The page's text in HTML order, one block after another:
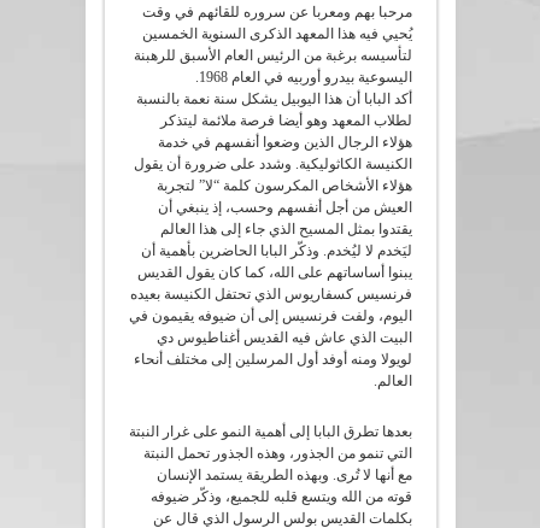
مرحبا بهم ومعربا عن سروره للقائهم في وقت
يُحيي فيه هذا المعهد الذكرى السنوية الخمسين
لتأسيسه برغبة من الرئيس العام الأسبق للرهبنة
اليسوعية بيدرو أوربيه في العام 1968.
أكد البابا أن هذا اليوبيل يشكل سنة نعمة بالنسبة
لطلاب المعهد وهو أيضا فرصة ملائمة ليتذكر
هؤلاء الرجال الذين وضعوا أنفسهم في خدمة
الكنيسة الكاثوليكية. وشدد على ضرورة أن يقول
هؤلاء الأشخاص المكرسون كلمة “لا” لتجربة
العيش من أجل أنفسهم وحسب، إذ ينبغي أن
يقتدوا بمثل المسيح الذي جاء إلى هذا العالم
ليَخدم لا ليُخدم. وذكّر البابا الحاضرين بأهمية أن
يبنوا أساساتهم على الله، كما كان يقول القديس
فرنسيس كسفاريوس الذي تحتفل الكنيسة بعيده
اليوم، ولفت فرنسيس إلى أن ضيوفه يقيمون في
البيت الذي عاش فيه القديس أغناطيوس دي
لويولا ومنه أوفد أول المرسلين إلى مختلف أنحاء
العالم.
بعدها تطرق البابا إلى أهمية النمو على غرار النبتة
التي تنمو من الجذور، وهذه الجذور تحمل النبتة
مع أنها لا تُرى. وبهذه الطريقة يستمد الإنسان
قوته من الله ويتسع قلبه للجميع، وذكّر ضيوفه
بكلمات القديس بولس الرسول الذي قال عن